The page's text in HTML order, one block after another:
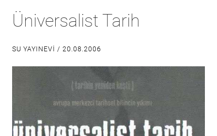
Üniversalist Tarih
SU YAYINEVI / 20.08.2006